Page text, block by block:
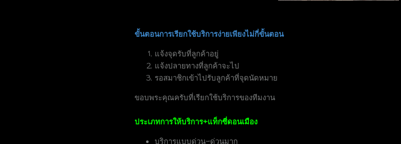
ขั้นตอนการเรียกใช้บริการง่ายเพียงไม่กี่ขั้นตอน
แจ้งจุดรับที่ลูกค้าอยู่
แจ้งปลายทางที่ลูกค้าจะไป
รอสมาชิกเข้าไปรับลูกค้าที่จุดนัดหมาย
ขอบพระคุณครับที่เรียกใช้บริการของทีมงาน
ประเภทการให้บริการ+แท็กซี่ดอนเมือง
บริการแบบด่วน-ด่วนมาก